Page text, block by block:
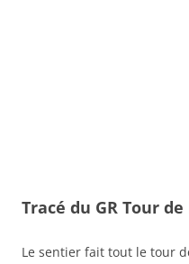
Tracé du GR Tour de
Le sentier fait tout le tour